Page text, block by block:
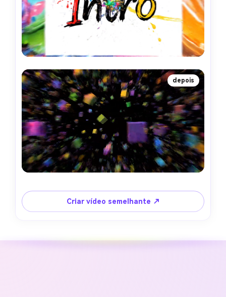
depois
Criar vídeo semelhante ↗